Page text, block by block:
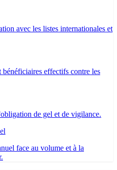
avec les listes internationales et
effectifs contre les
de gel et de vigilance.
face au volume et à la